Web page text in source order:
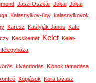
Jászi Oszkár Jókai Jókai
Kalasnyikov-ügy kalasnyikovok
Karesz Kastyják János
Kate
Kecskemét Kelet
Kelet-
kivándorlás Klónok támadása
konteó Kopjások Kora tavasz